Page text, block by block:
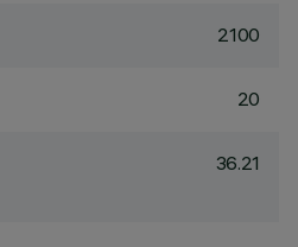
2100
20
36.21